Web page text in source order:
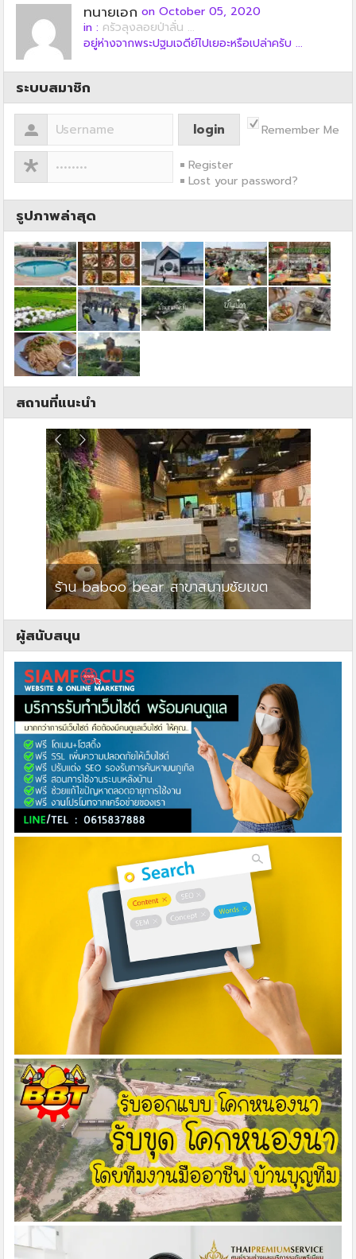
ทนายเอก on October 05, 2020
in : ครัวลุงลอยป่าลั่น ...
อยู่ห่างจากพระปฐมเจดีย์ไปเยอะหรือเปล่าครับ ...
ระบบสมาชิก
Remember Me
Register
Lost your password?
รูปภาพล่าสุด
สถานที่แนะนำ
ร้าน baboo bear สาขาสนามชัยเขต
ผู้สนับสนุน